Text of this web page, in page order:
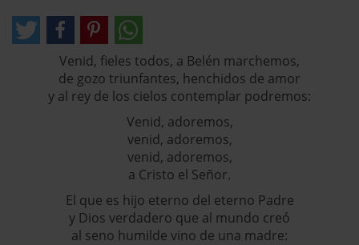
Venid, fieles todos, a Belén marchemos,
de gozo triunfantes, henchidos de amor
y al rey de los cielos contemplar podremos:
Venid, adoremos,
venid, adoremos,
venid, adoremos,
a Cristo el Señor.
El que es hijo eterno del eterno Padre
y Dios verdadero que al mundo creó
al seno humilde vino de una madre: